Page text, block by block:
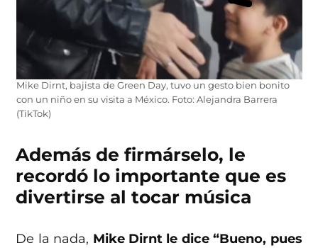
Mike Dirnt, bajista de Green Day, tuvo un gesto bien bonito
con un niño en su visita a México. Foto: Alejandra Barrera
(TikTok)
Además de firmárselo, le
recordó lo importante que es
divertirse al tocar música
De la nada, Mike Dirnt le dice “Bueno, pues